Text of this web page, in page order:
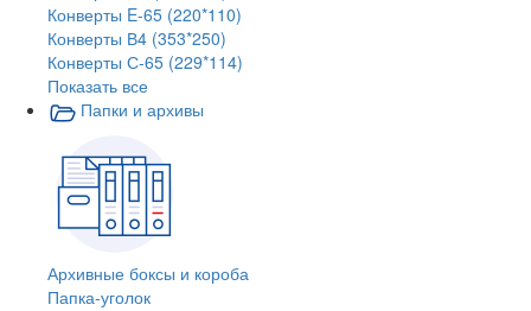
Конверты E-65 (220*110)
Конверты В4 (353*250)
Конверты С-65 (229*114)
Показать все
Папки и архивы
Архивные боксы и короба
Папка-уголок